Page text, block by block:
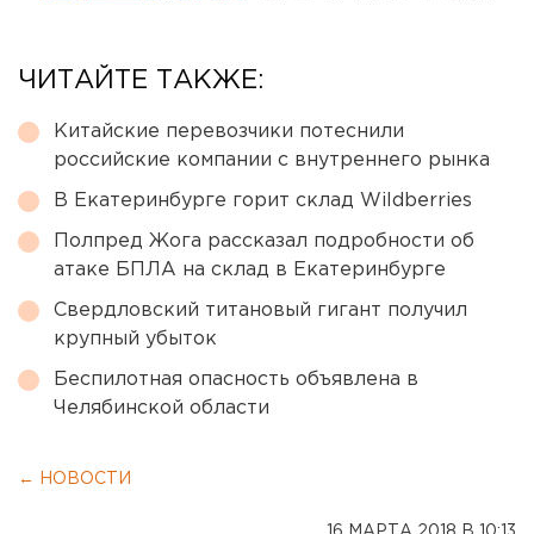
ЧИТАЙТЕ ТАКЖЕ:
Китайские перевозчики потеснили
российские компании с внутреннего рынка
В Екатеринбурге горит склад Wildberries
Полпред Жога рассказал подробности об
атаке БПЛА на склад в Екатеринбурге
Свердловский титановый гигант получил
крупный убыток
Беспилотная опасность объявлена в
Челябинской области
← НОВОСТИ